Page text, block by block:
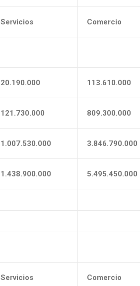
Servicios Comercio
20.190.000 113.610.000
121.730.000 809.300.000
1.007.530.000 3.846.790.000
1.438.900.000 5.495.450.000
Servicios Comercio